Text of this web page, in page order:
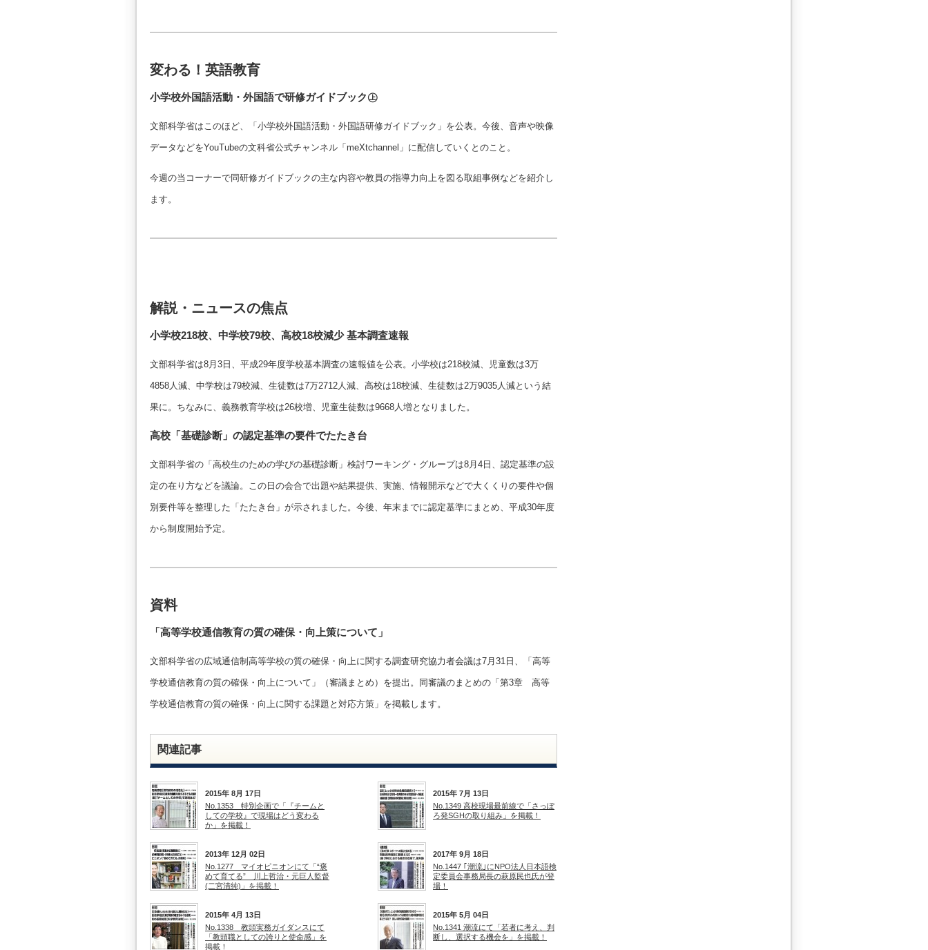
変わる！英語教育
小学校外国語活動・外国語で研修ガイドブック㊤
文部科学省はこのほど、「小学校外国語活動・外国語研修ガイドブック」を公表。今後、音声や映像
データなどをYouTubeの文科省公式チャンネル「meXtchannel」に配信していくとのこと。
今週の当コーナーで同研修ガイドブックの主な内容や教員の指導力向上を図る取組事例などを紹介し
ます。
解説・ニュースの焦点
小学校218校、中学校79校、高校18校減少 基本調査速報
文部科学省は8月3日、平成29年度学校基本調査の速報値を公表。小学校は218校減、児童数は3万
4858人減、中学校は79校減、生徒数は7万2712人減、高校は18校減、生徒数は2万9035人減という結
果に。ちなみに、義務教育学校は26校増、児童生徒数は9668人増となりました。
高校「基礎診断」の認定基準の要件でたたき台
文部科学省の「高校生のための学びの基礎診断」検討ワーキング・グループは8月4日、認定基準の設
定の在り方などを議論。この日の会合で出題や結果提供、実施、情報開示などで大くくりの要件や個
別要件等を整理した「たたき台」が示されました。今後、年末までに認定基準にまとめ、平成30年度
から制度開始予定。
資料
「高等学校通信教育の質の確保・向上策について」
文部科学省の広域通信制高等学校の質の確保・向上に関する調査研究協力者会議は7月31日、「高等
学校通信教育の質の確保・向上について」（審議まとめ）を提出。同審議のまとめの「第3章 高等
学校通信教育の質の確保・向上に関する課題と対応方策」を掲載します。
関連記事
2015年 8月 17日
No.1353 特別企画で「『チームと
しての学校』で現場はどう変わる
か」を掲載！
2015年 7月 13日
No.1349 高校現場最前線で「さっぽ
ろ発SGHの取り組み」を掲載！
2013年 12月 02日
No.1277 マイオピニオンにて「“褒
めて育てる” 川上哲治・元巨人監督
(二宮清純)」を掲載！
2017年 9月 18日
No.1447 ｢潮流｣にNPO法人日本語検
定委員会事務局長の萩原民也氏が登
場！
2015年 4月 13日
No.1338 教頭実務ガイダンスにて
「教頭職としての誇りと使命感」を
掲載！
2015年 5月 04日
No.1341 潮流にて「若者に考え、判
断し、選択する機会を」を掲載！